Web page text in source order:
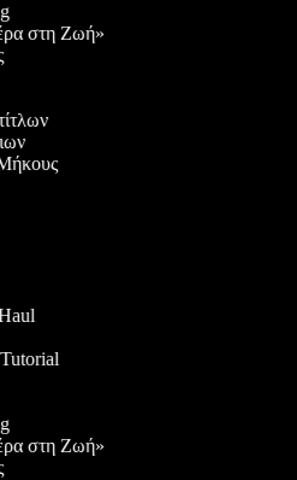
στη Ζωή»
στη Ζωή»